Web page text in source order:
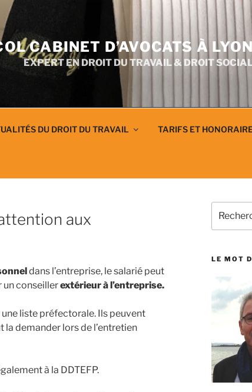
CABINET D’AVOCATS À
EXPERT EN DROIT DU TRAVAIL & DROIT
DU DROIT DU TRAVAIL TARIFS ET
aux
dans l’entreprise, le salarié peut
un conseillerextérieur à l’entreprise.
liste préfectorale. Ils peuvent
la demander lors de l’entretien
à la DDTEFP.
pour
LE MOT